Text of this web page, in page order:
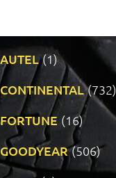
AUTEL (1)
CONTINENTAL (732)
FORTUNE (16)
GOODYEAR (506)